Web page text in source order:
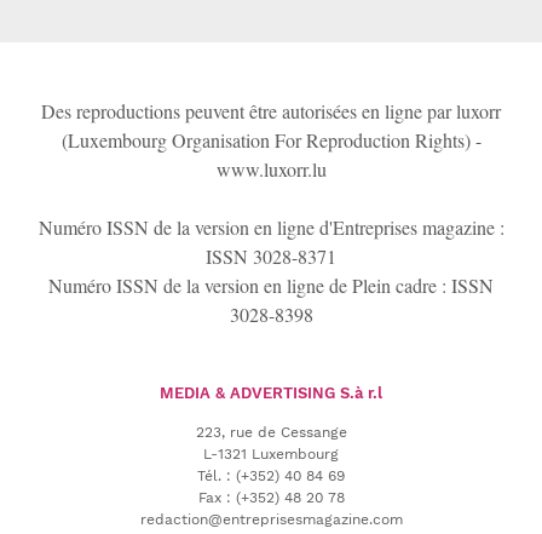
Des reproductions peuvent être autorisées en ligne par luxorr
(Luxembourg Organisation For Reproduction Rights) -
www.luxorr.lu
Numéro ISSN de la version en ligne d'Entreprises magazine :
ISSN 3028-8371
Numéro ISSN de la version en ligne de Plein cadre : ISSN
3028-8398
MEDIA & ADVERTISING S.à r.l
223, rue de Cessange
L-1321 Luxembourg
Tél. : (+352) 40 84 69
Fax : (+352) 48 20 78
redaction@entreprisesmagazine.com